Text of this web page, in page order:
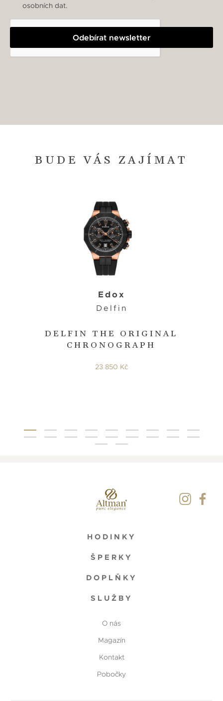
Odebírat newsletter
osobních dat.
BUDE VÁS ZAJÍMAT
DELFIN THE ORIGINAL
CHRONOGRAPH
Edox
Delfin
23 850 Kč
HODINKY
ŠPERKY
DOPLŇKY
SLUŽBY
O nás
Magazín
Kontakt
Pobočky